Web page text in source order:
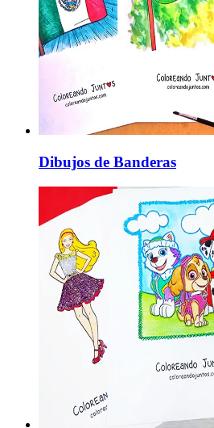
Dibujos de Banderas